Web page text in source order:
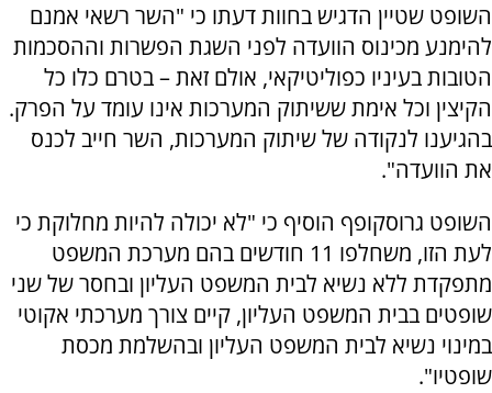
השופט שטיין הדגיש בחוות דעתו כי "השר רשאי אמנם
להימנע מכינוס הוועדה לפני השגת הפשרות וההסכמות
הטובות בעיניו כפוליטיקאי, אולם זאת – בטרם כלו כל
הקיצין וכל אימת ששיתוק המערכות אינו עומד על הפרק.
בהגיענו לנקודה של שיתוק המערכות, השר חייב לכנס
את הוועדה".
השופט גרוסקופף הוסיף כי "לא יכולה להיות מחלוקת כי
לעת הזו, משחלפו 11 חודשים בהם מערכת המשפט
מתפקדת ללא נשיא לבית המשפט העליון ובחסר של שני
שופטים בבית המשפט העליון, קיים צורך מערכתי אקוטי
במינוי נשיא לבית המשפט העליון ובהשלמת מכסת
שופטיו".